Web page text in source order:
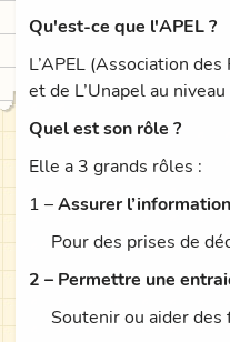
Qu'est-ce que l'APEL ?
L’APEL (Association
et de L’Unapel au
Quel est son rôle ?
Elle a 3 grands rôles :
1 –Assurer
Pour des prises de
2 – Permettre une
Soutenir ou aider des